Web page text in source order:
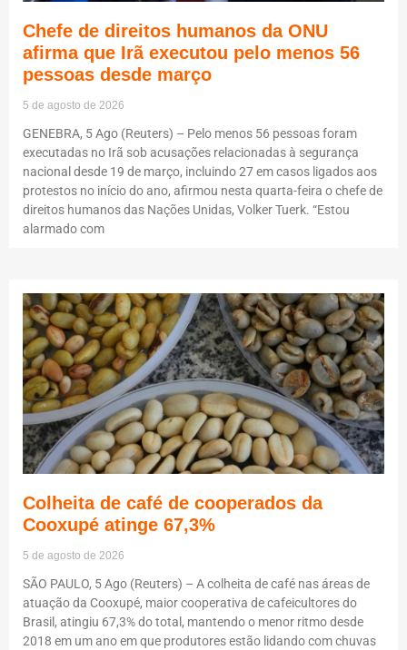
Chefe de direitos humanos da ONU
afirma que Irã executou pelo menos 56
pessoas desde março
5 de agosto de 2026
GENEBRA, 5 Ago (Reuters) – Pelo menos 56 pessoas foram
executadas no Irã sob acusações relacionadas à segurança
nacional desde 19 de março, incluindo 27 em casos ligados aos
protestos no início do ano, afirmou nesta quarta-feira o chefe de
direitos humanos das Nações Unidas, Volker Tuerk. “Estou
alarmado com
Colheita de café de cooperados da
Cooxupé atinge 67,3%
5 de agosto de 2026
SÃO PAULO, 5 Ago (Reuters) – A colheita de café nas áreas de
atuação da Cooxupé, maior cooperativa de cafeicultores do
Brasil, atingiu 67,3% do total, mantendo o menor ritmo desde
2018 em um ano em que produtores estão lidando com chuvas